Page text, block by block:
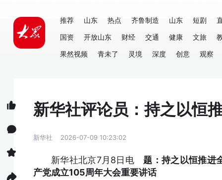
推荐 山东 热点 齐鲁制造 山东 短剧
国资
开放山东 财经 交通 健康 文旅
果然视频
青未了 灵境 深度 创意 观察
新华社评论员：持之以恒
新华社 2026-07-09 10:23:02
新华社北京7月8日电题：持之以恒推进
产党成立105周年大会重要讲话